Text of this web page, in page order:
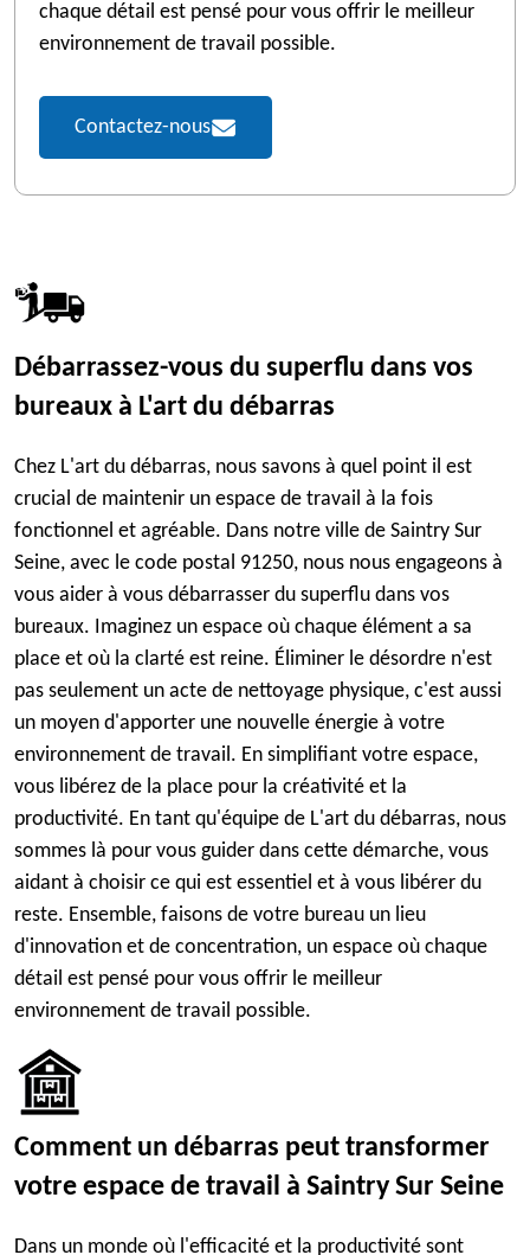
chaque détail est pensé pour vous offrir le meilleur
environnement de travail possible.
Contactez-nous
Débarrassez-vous du superflu dans vos
bureaux à L'art du débarras
Chez L'art du débarras, nous savons à quel point il est
crucial de maintenir un espace de travail à la fois
fonctionnel et agréable. Dans notre ville de Saintry Sur
Seine, avec le code postal 91250, nous nous engageons à
vous aider à vous débarrasser du superflu dans vos
bureaux. Imaginez un espace où chaque élément a sa
place et où la clarté est reine. Éliminer le désordre n'est
pas seulement un acte de nettoyage physique, c'est aussi
un moyen d'apporter une nouvelle énergie à votre
environnement de travail. En simplifiant votre espace,
vous libérez de la place pour la créativité et la
productivité. En tant qu'équipe de L'art du débarras, nous
sommes là pour vous guider dans cette démarche, vous
aidant à choisir ce qui est essentiel et à vous libérer du
reste. Ensemble, faisons de votre bureau un lieu
d'innovation et de concentration, un espace où chaque
détail est pensé pour vous offrir le meilleur
environnement de travail possible.
Comment un débarras peut transformer
votre espace de travail à Saintry Sur Seine
Dans un monde où l'efficacité et la productivité sont